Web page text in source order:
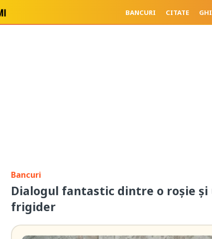
BANCURI CITATE
Bancuri
Dialogul fantastic dintre o roșie și
frigider